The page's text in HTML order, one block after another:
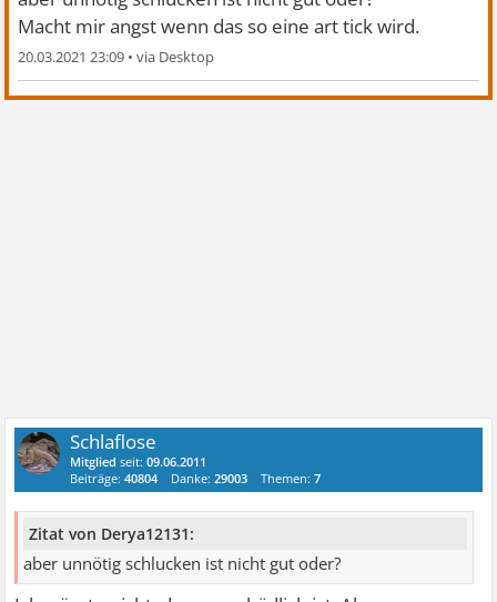
Macht mir angst wenn das so eine art tick wird.
20.03.2021 23:09 •
Schlaflose
Mitglied seit:09.06.2011
Beiträge:40804 Danke:29003 Themen:7
Zitat von Derya12131:
aber unnötig schlucken ist nicht gut oder?